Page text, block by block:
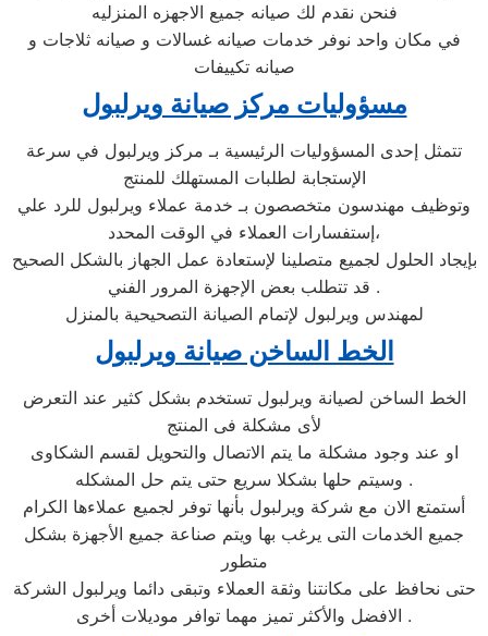
فنحن نقدم لك صيانه جميع الاجهزه المنزليه
في مكان واحد نوفر خدمات صيانه غسالات و صيانه ثلاجات و
صيانه تكييفات
مسؤوليات مركز صيانة ويرلبول
تتمثل إحدى المسؤوليات الرئيسية بـ مركز ويرلبول في سرعة
الإستجابة لطلبات المستهلك للمنتج
وتوظيف مهندسون متخصصون بـ خدمة عملاء ويرلبول للرد علي
إستفسارات العملاء في الوقت المحدد،
بإيجاد الحلول لجميع متصلينا لإستعادة عمل الجهاز بالشكل الصحيح
. قد تتطلب بعض الإجهزة المرور الفني
لمهندس ويرلبول لإتمام الصيانة التصحيحية بالمنزل
الخط الساخن صيانة ويرلبول
الخط الساخن لصيانة ويرلبول تستخدم بشكل كثير عند التعرض
لأى مشكلة فى المنتج
او عند وجود مشكلة ما يتم الاتصال والتحويل لقسم الشكاوى
وسيتم حلها بشكلا سريع حتى يتم حل المشكله .
أستمتع الان مع شركة ويرلبول بأنها توفر لجميع عملاءها الكرام
جميع الخدمات التى يرغب بها ويتم صناعة جميع الأجهزة بشكل
متطور
حتى نحافظ على مكانتنا وثقة العملاء وتبقى دائما ويرلبول الشركة
الافضل والأكثر تميز مهما توافر موديلات أخرى .